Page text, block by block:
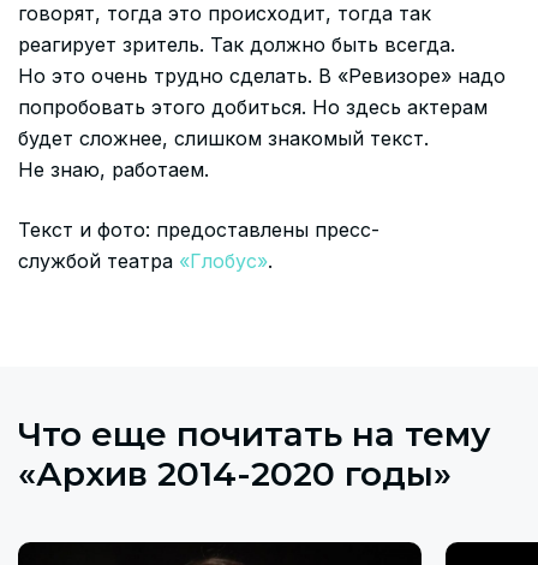
говорят, тогда это происходит, тогда так
реагирует зритель. Так должно быть всегда.
Но это очень трудно сделать. В «Ревизоре» надо
попробовать этого добиться. Но здесь актерам
будет сложнее, слишком знакомый текст.
Не знаю, работаем.
Текст и фото: предоставлены пресс-
службой театра «Глобус».
Что еще почитать на тему
«Архив 2014-2020 годы»